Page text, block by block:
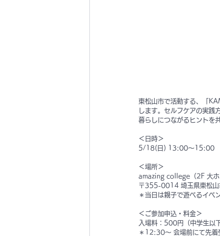
東松山市で活動する、「
します。セルフケアの実践
暮らしにつながるヒントを
＜日時＞
5/18(日) 13:00〜15:00
＜場所＞
amazing college（2F 大ホ
〒355-0014 埼玉県東松
＊当日は親子で遊べるイベ
＜ご参加申込・料金＞
入場料：500円（中学生以
＊12:30〜 会場前にて先